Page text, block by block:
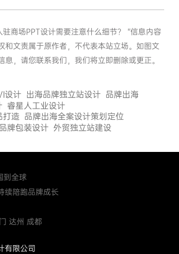
驻商场PPT设计需要注意什么细节？ ”信息内容
和文责属于原作者，不代表本站立场。如图文
息，请您联系我们，我们将立即删除或更正。
设计 出海品牌独立站设计 品牌出海
睿星人工业设计
打造 品牌出海全案设计策划定位
牌包装设计 外贸独立站建设
到全球
续陪跑品牌成长
达州 成都
有限公司